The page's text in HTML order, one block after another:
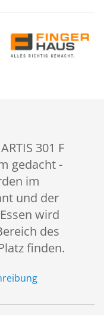
301 F
gedacht -
im
und der
wird
des
finden.